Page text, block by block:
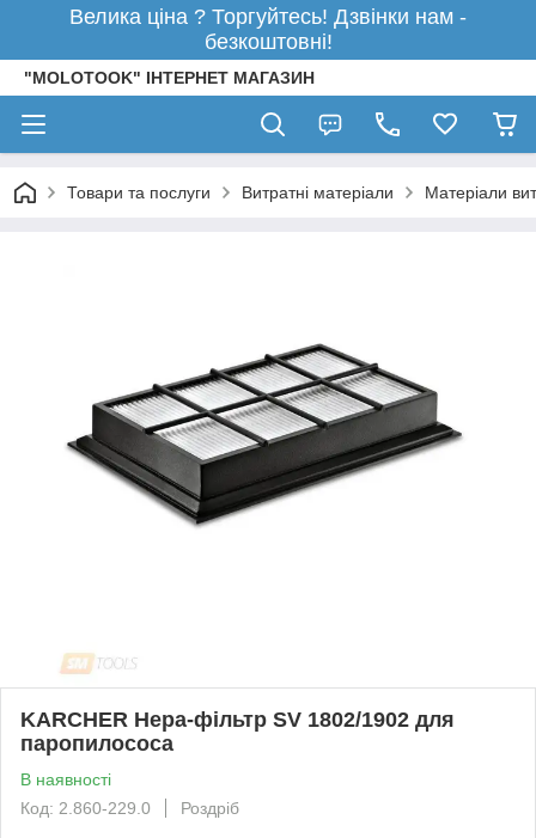
Велика ціна ? Торгуйтесь! Дзвінки нам -
безкоштовні!
"MOLOTOOK" ІНТЕРНЕТ МАГАЗИН
Товари та послуги Витратні матеріали Матеріали
KARCHER Hepa-фільтр SV 1802/1902 для
паропилососа
В наявності
Код: 2.860-229.0
Роздріб